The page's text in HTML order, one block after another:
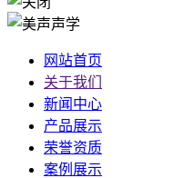
网站首页
关于我们
新闻中心
产品展示
荣誉资质
案例展示